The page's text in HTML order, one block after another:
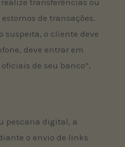
de transações.
suspeita, o cliente deve
deve entrar em
de seu banco”,
pescaria digital, a
o envio de links